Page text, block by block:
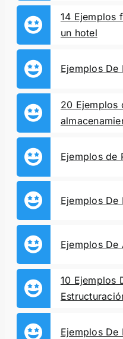
14 Ejemplos
un hotel
Ejemplos De
20 Ejemplos
Ejemplos de
Ejemplos De
Ejemplos
10 Ejemplos
Ejemplos De